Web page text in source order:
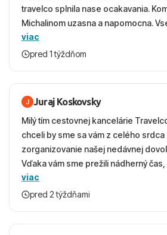
travelco splnila nase ocakavania.
Michalinom uzasna a napomocna.
vecernych hodinach zaco sa
krasny, cisty. Sluzby top. Strava,
viac
pred 1 týždňom
Juraj Koskovsky
Milý tím cestovnej kancelárie
chceli by sme sa vám z celého
zorganizovanie našej nedávnej
Vďaka vám sme prežili nádherný
ešte dlho s úsmevom spomínať.
absolútne hladko – od prvotného
viac
pred 2 týždňami